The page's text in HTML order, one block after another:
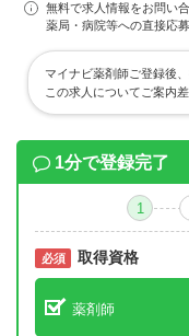
無料で求人情報をお問い
薬局・病院等への直接応
マイナビ薬剤師ご登録後
この求人についてご案内
1分で登録完了
1
必須 取得資格
薬剤師